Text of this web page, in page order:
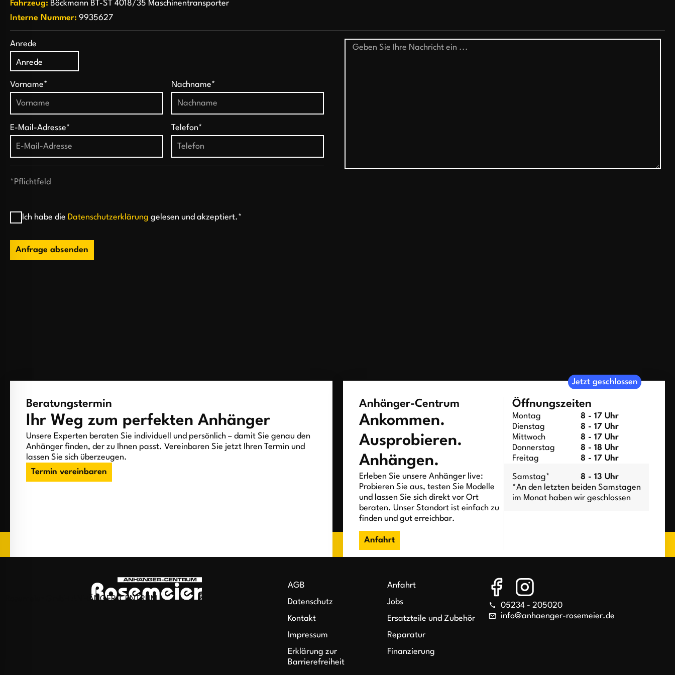
Fahrzeug: Böckmann BT-ST 4018/35 Maschinentransporter
Interne Nummer: 9935627
Anrede
Vorname* Nachname*
E-Mail-Adresse* Telefon*
*Pflichtfeld
Ich habe die Datenschutzerklärung gelesen und akzeptiert.*
Anfrage absenden
Beratungstermin
Ihr Weg zum perfekten Anhänger
Unsere Experten beraten Sie individuell und persönlich – damit Sie genau den
Anhänger finden, der zu Ihnen passt. Vereinbaren Sie jetzt Ihren Termin und
lassen Sie sich überzeugen.
Termin vereinbaren
Anhänger-Centrum
Ankommen.
Ausprobieren.
Anhängen.
Erleben Sie unsere Anhänger live:
Probieren Sie aus, testen Sie Modelle
und lassen Sie sich direkt vor Ort
beraten. Unser Standort ist einfach zu
finden und gut erreichbar.
Anfahrt
Jetzt geschlossen
Öffnungszeiten
Montag
8 - 17 Uhr
Dienstag
8 - 17 Uhr
Mittwoch
8 - 17 Uhr
Donnerstag
8 - 18 Uhr
Freitag
8 - 17 Uhr
Samstag*
8 - 13 Uhr
*An den letzten beiden Samstagen
im Monat haben wir geschlossen
Rosemeier GmbH ANHÄNGER-CENTRUM
AGB
Datenschutz
Kontakt
Impressum
Erklärung zur
Barrierefreiheit
Anfahrt
Jobs
Ersatzteile und Zubehör
Reparatur
Finanzierung
05234 - 205020
info@anhaenger-rosemeier.de